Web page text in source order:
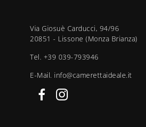
Via Giosuè Carducci, 94/96
20851 - Lissone (Monza Brianza)
Tel. +39 039-793946
E-Mail. info@camerettaideale.it